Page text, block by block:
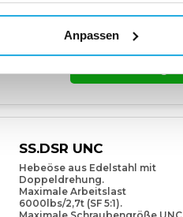
Anpassen
SS.DSR UNC
Hebeöse aus Edelstahl mit
Doppeldrehung.
Maximale Arbeitslast
6000lbs/2,7t (SF 5:1).